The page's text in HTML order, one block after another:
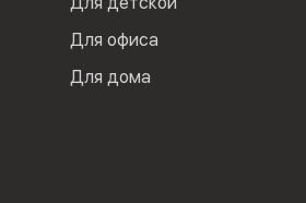
Для офиса
Для дома